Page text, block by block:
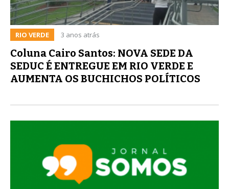
RIO VERDE 3 anos atrás
Coluna Cairo Santos: NOVA SEDE DA
SEDUC É ENTREGUE EM RIO VERDE E
AUMENTA OS BUCHICHOS POLÍTICOS